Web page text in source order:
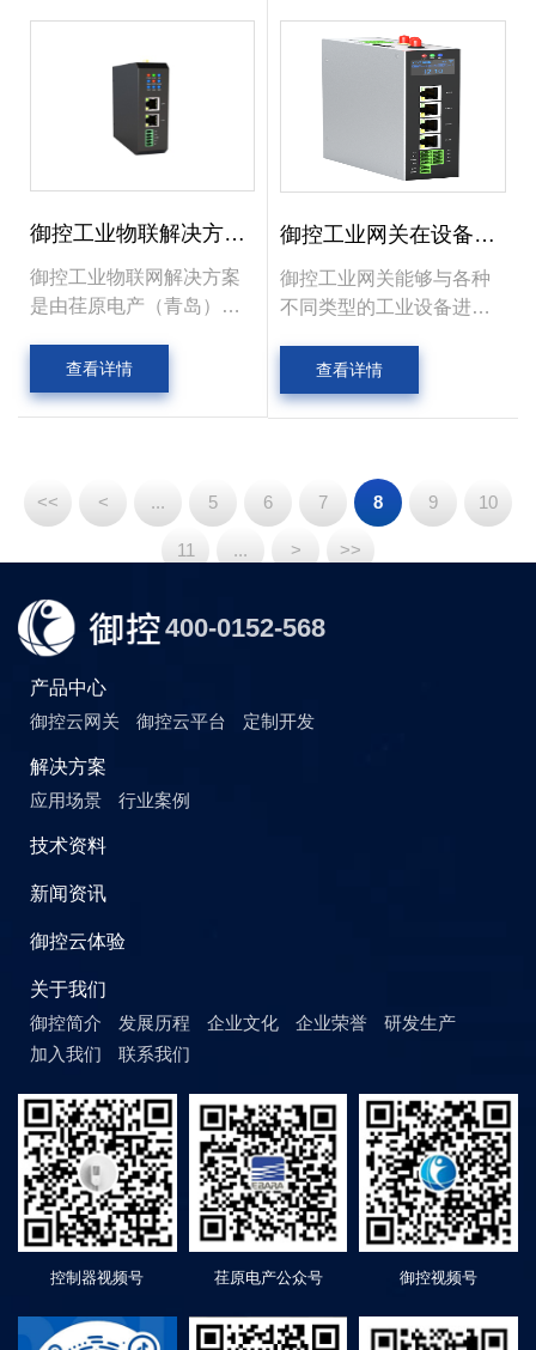
高的数据分析和决策功
能，为工业现场智能化控
在本地实现一些实时性要
求较高的数据分析和决策
功能，为工业现场的智能
化控制提供支持。
御控工业物联解决方案
如何落地执行
御控工业物联网解决方案
是由荏原电产（青岛）科
的，致力于为企业提供全
面、高效、智能的物联网
应用服务，助力实现智能
和软件物联网平台两大领
查看详情
御控工业网关在设备上
能发挥什么作用？
御控工业网关能够与各种
不同类型的工业设备进行
PLC、传感器，还是先进
的智能设备。它通过丰富
的通信接口，如以太网
接口等，实时采集设备的
运行数据、状态信息和生
了设备的温度、压力、流
后续的分析和决策提供了
查看详情
<< < ... 5 6 7 8 9 10
11 ... > >>
400-0152-568
产品中心
御控云网关
御控云平台 定制开发
解决方案
应用场景
行业案例
技术资料
新闻资讯
御控云体验
关于我们
御控简介
发展历程 企业文化 企业荣誉
研发生产
加入我们
联系我们
控制器视频号 荏原电产公众号 御控视频号